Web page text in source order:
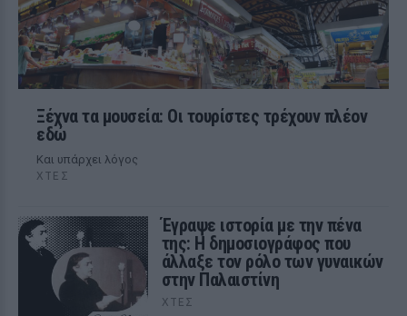
Ξέχνα τα μουσεία: Οι τουρίστες τρέχουν πλέον
εδώ
Και υπάρχει λόγος
ΧΤΕΣ
Έγραψε ιστορία με την πένα
της: Η δημοσιογράφος που
άλλαξε τον ρόλο των γυναικών
στην Παλαιστίνη
ΧΤΕΣ